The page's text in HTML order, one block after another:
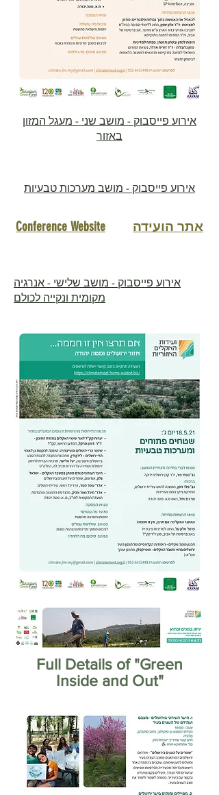
אירוע פייסבוק - מושב שני - מעגל המזון
באזור
אירוע פייסבוק - מושב מערכות טבעיות
Conference Website אתר הועידה
אירוע פייסבוק - מושב שלישי - אנרגיה
מקומית ונקייה לכולם
Full Details of "Green
Inside and Out"